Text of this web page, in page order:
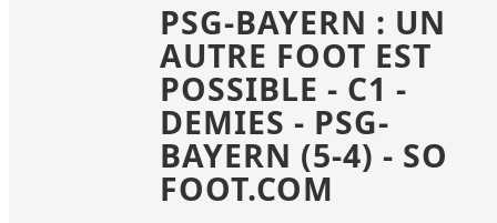
PSG-BAYERN : UN
AUTRE FOOT EST
POSSIBLE - C1 -
DEMIES - PSG-
BAYERN (5-4) - SO
FOOT.COM